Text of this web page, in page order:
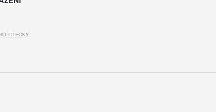
ČTEČKY